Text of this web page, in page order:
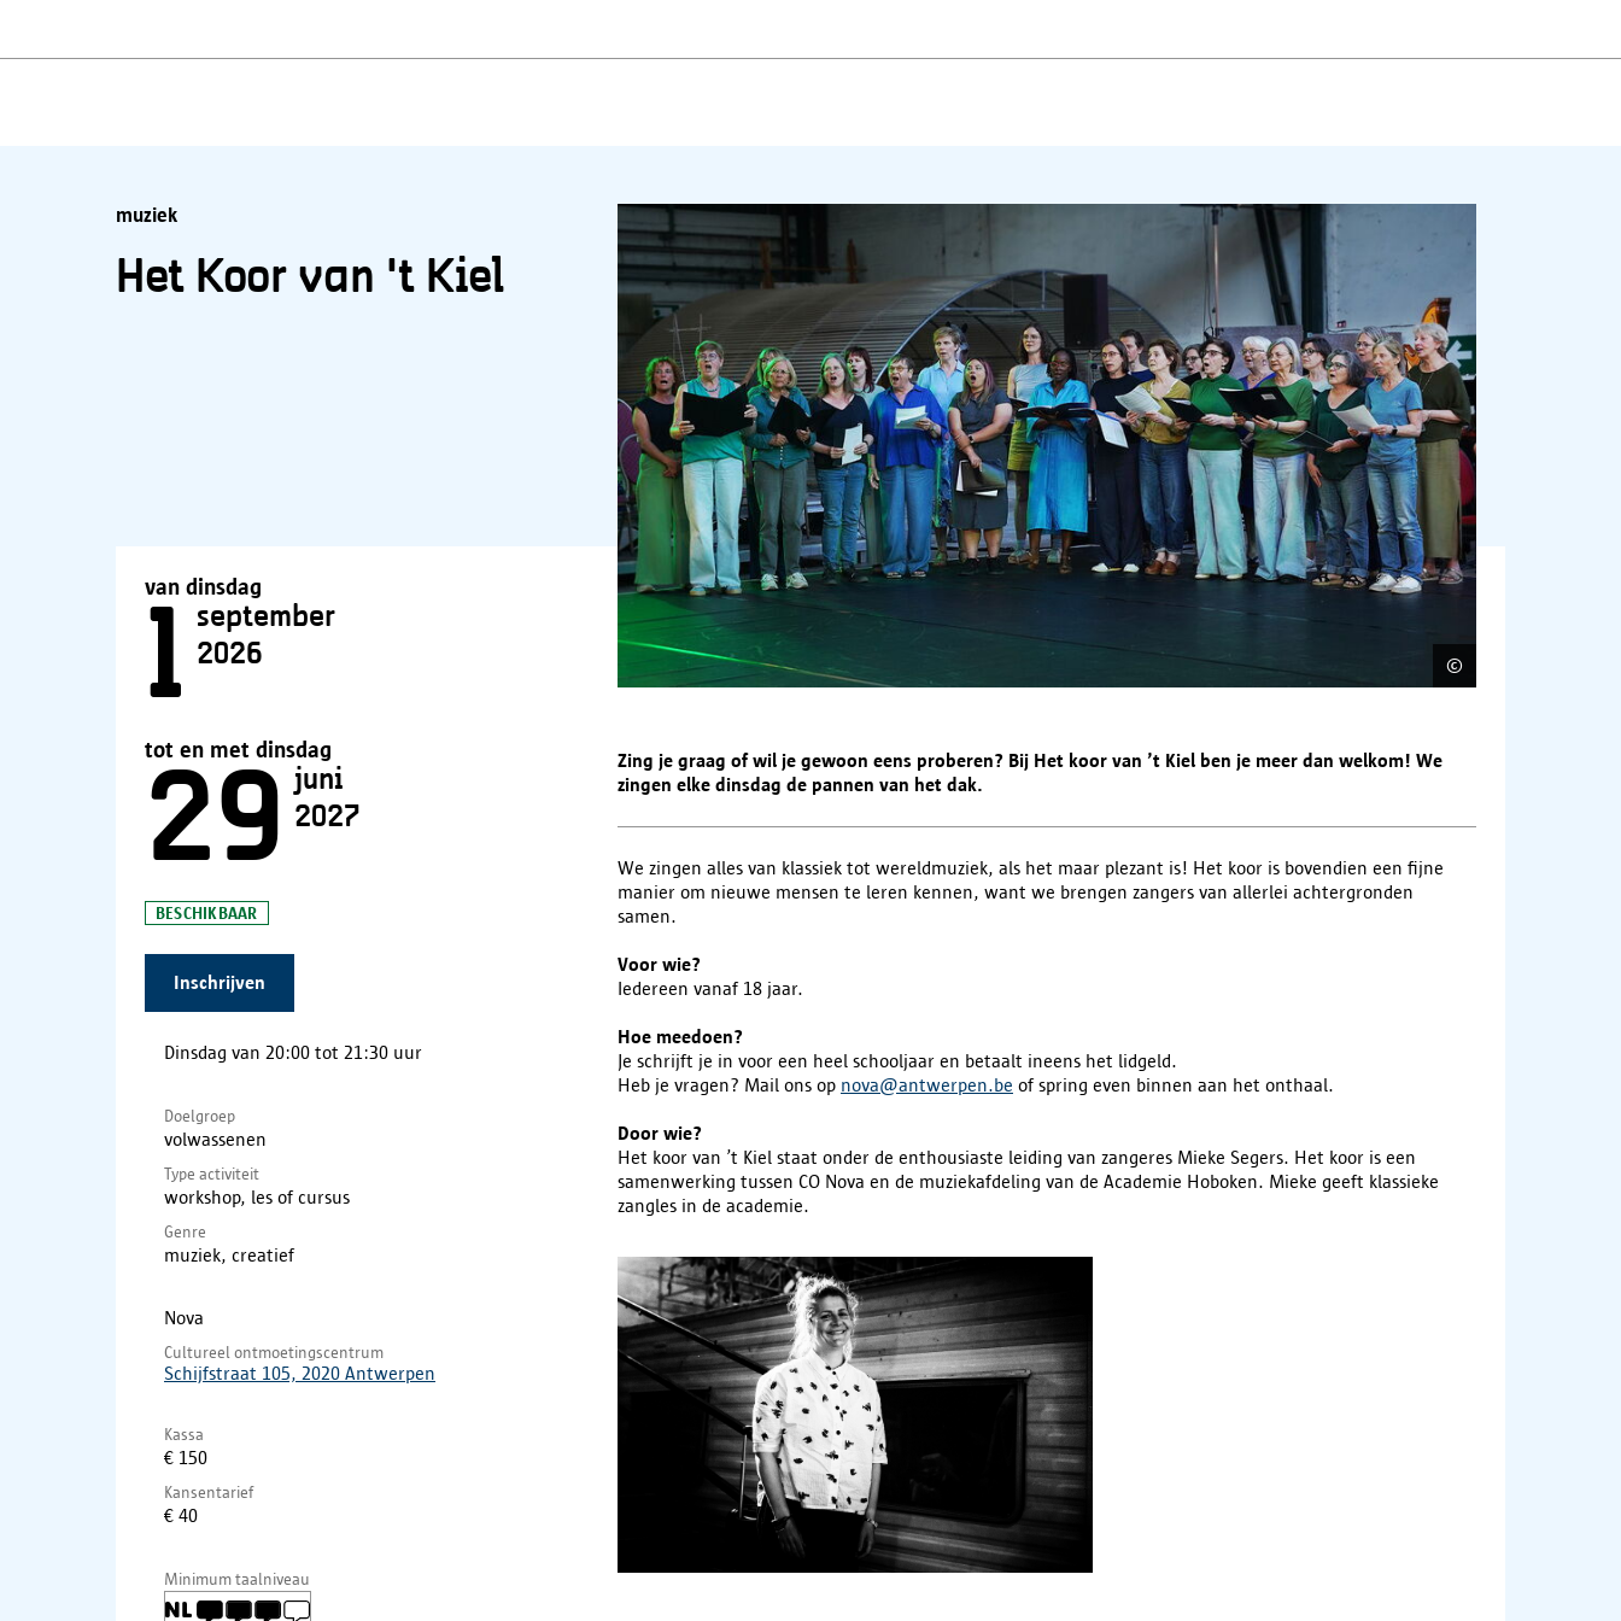
muziek
Het Koor van 't Kiel
©
van dinsdag
1
september
2026
tot en met dinsdag
29 juni
2027
BESCHIKBAAR
Inschrijven
Dinsdag van 20:00 tot 21:30 uur
Doelgroep
volwassenen
Type activiteit
workshop, les of cursus
Genre
muziek, creatief
Nova
Cultureel ontmoetingscentrum
Schijfstraat 105, 2020 Antwerpen
Kassa
€ 150
Kansentarief
€ 40
Minimum taalniveau
Zing je graag of wil je gewoon eens proberen? Bij Het koor van ’t Kiel ben je meer dan welkom! We
zingen elke dinsdag de pannen van het dak.
We zingen alles van klassiek tot wereldmuziek, als het maar plezant is! Het koor is bovendien een fijne
manier om nieuwe mensen te leren kennen, want we brengen zangers van allerlei achtergronden
samen.
Voor wie?
Iedereen vanaf 18 jaar.
Hoe meedoen?
Je schrijft je in voor een heel schooljaar en betaalt ineens het lidgeld.
Heb je vragen? Mail ons op nova@antwerpen.be of spring even binnen aan het onthaal.
Door wie?
Het koor van ’t Kiel staat onder de enthousiaste leiding van zangeres Mieke Segers. Het koor is een
samenwerking tussen CO Nova en de muziekafdeling van de Academie Hoboken. Mieke geeft klassieke
zangles in de academie.